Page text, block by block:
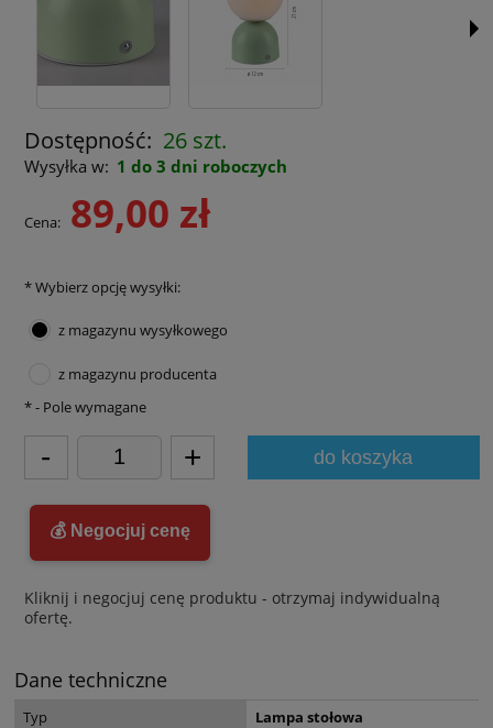
Dostępność: 26 szt.
Wysyłka w: 1 do 3 dni roboczych
Cena: 89,00 zł
*Wybierz opcję wysyłki:
z magazynu wysyłkowego
z magazynu producenta
- + do koszyka
*- Pole wymagane
💰 Negocjuj cenę
Kliknij i negocjuj cenę produktu - otrzymaj indywidualną
ofertę.
Dane techniczne
Typ
Lampa stołowa